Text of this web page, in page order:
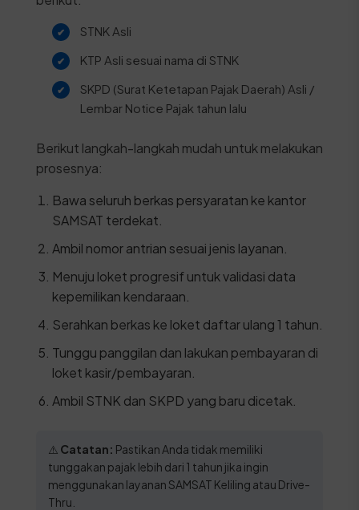
STNK Asli
KTP Asli sesuai nama di STNK
SKPD (Surat Ketetapan Pajak Daerah) Asli /
Lembar Notice Pajak tahun lalu
Berikut langkah-langkah mudah untuk melakukan
prosesnya:
Bawa seluruh berkas persyaratan ke kantor
SAMSAT terdekat.
Ambil nomor antrian sesuai jenis layanan.
Menuju loket progresif untuk validasi data
kepemilikan kendaraan.
Serahkan berkas ke loket daftar ulang 1 tahun.
Tunggu panggilan dan lakukan pembayaran di
loket kasir/pembayaran.
Ambil STNK dan SKPD yang baru dicetak.
⚠️ Catatan: Pastikan Anda tidak memiliki
tunggakan pajak lebih dari 1 tahun jika ingin
menggunakan layanan SAMSAT Keliling atau Drive-
Thru.